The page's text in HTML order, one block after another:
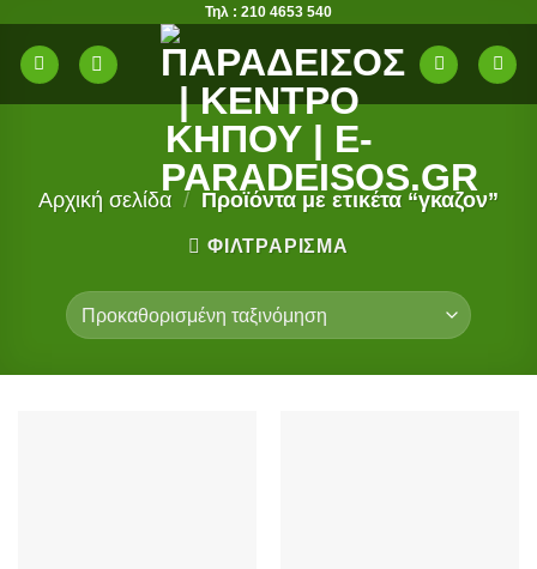
στο
περιεχόμενο
Τηλ : 210 4653 540
Αρχική σελίδα / Προϊόντα με ετικέτα “γκαζον”
ΦΙΛΤΡΆΡΙΣΜΑ